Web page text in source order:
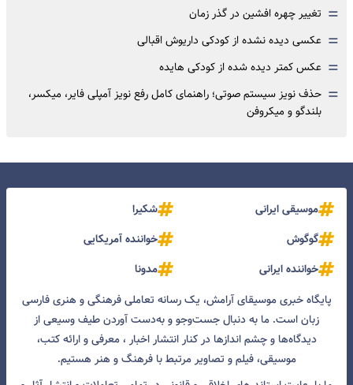
= تغییر چهره افشین در گذر زمان
= عکسی دیده نشده از کودکی داریوش اقبالی
= عکس کمتر دیده شده از کودکی هایده
= حذف نویز سیستم صوتی؛ راهنمای کامل رفع نویز آمپلی فایر، میکسر،
بلندگو و میکروفن
موسیقی ایرانی
شکیرا
گوگوش
خواننده آمریکایی
خواننده ایرانی
مدونا
پایگاه خبری موسیقای آرامش، یک رسانه تعاملی فرهنگی و هنری فارسی
زبان است. ما به دنبال جست‌و‌جو و به‌دست آوردن طیف وسیعی از
دیدگاه‌ها و چشم انداز‌ها در کنار انتشار اخبار ، معرفی و ارائه کتب،
موسیقی، فیلم و تصاویر مرتبط با فرهنگ و هنر هستیم.